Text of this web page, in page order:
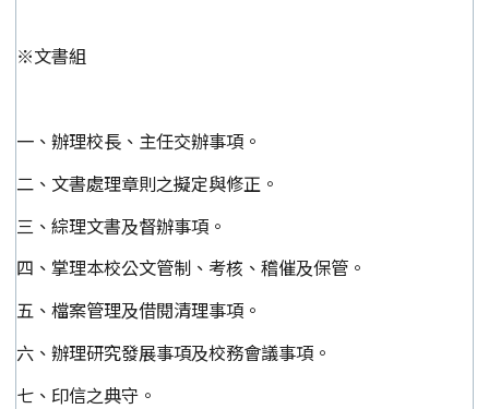
※文書組
一、辦理校長、主任交辦事項。
二、文書處理章則之擬定與修正。
三、綜理文書及督辦事項。
四、掌理本校公文管制、考核、稽催及保管。
五、檔案管理及借閱清理事項。
六、辦理研究發展事項及校務會議事項。
七、印信之典守。